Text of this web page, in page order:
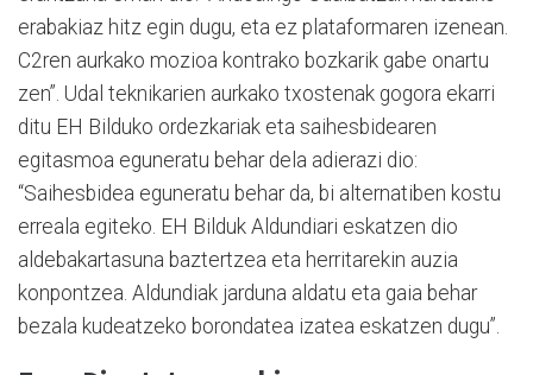
erabakiaz hitz egin dugu, eta ez plataformaren izenean.
C2ren aurkako mozioa kontrako bozkarik gabe onartu
zen”. Udal teknikarien aurkako txostenak gogora ekarri
ditu EH Bilduko ordezkariak eta saihesbidearen
egitasmoa eguneratu behar dela adierazi dio:
“Saihesbidea eguneratu behar da, bi alternatiben kostu
erreala egiteko. EH Bilduk Aldundiari eskatzen dio
aldebakartasuna baztertzea eta herritarekin auzia
konpontzea. Aldundiak jarduna aldatu eta gaia behar
bezala kudeatzeko borondatea izatea eskatzen dugu”.